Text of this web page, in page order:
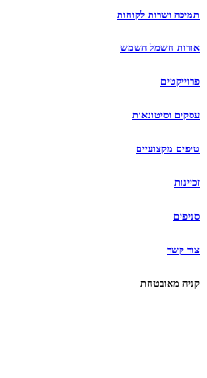
תמיכה ושרות לקוחות
אודות חשמל השמש
פרוייקטים
עסקים וסיטונאות
טיפים מקצועיים
זכיינות
סניפים
צור קשר
קניה מאובטחת